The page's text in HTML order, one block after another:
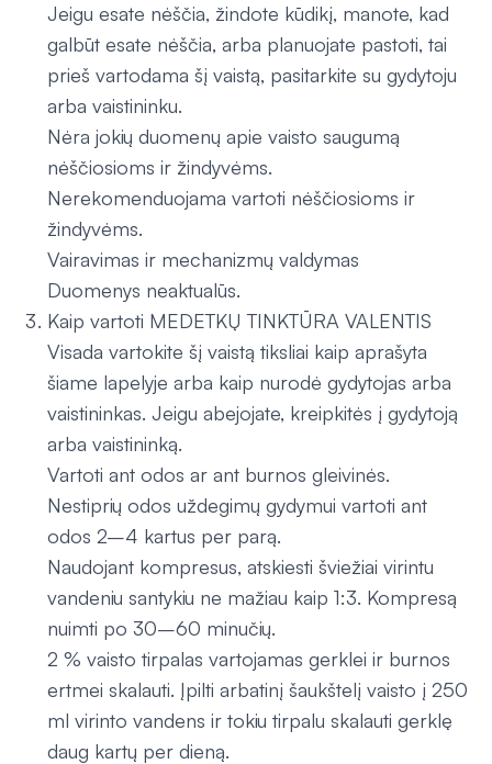
Jeigu esate nėščia, žindote kūdikį, manote, kad
galbūt esate nėščia, arba planuojate pastoti, tai
prieš vartodama šį vaistą, pasitarkite su gydytoju
arba vaistininku.
Nėra jokių duomenų apie vaisto saugumą
nėščiosioms ir žindyvėms.
Nerekomenduojama vartoti nėščiosioms ir
žindyvėms.
Vairavimas ir mechanizmų valdymas
Duomenys neaktualūs.
Kaip vartoti MEDETKŲ TINKTŪRA VALENTIS
Visada vartokite šį vaistą tiksliai kaip aprašyta
šiame lapelyje arba kaip nurodė gydytojas arba
vaistininkas. Jeigu abejojate, kreipkitės į gydytoją
arba vaistininką.
Vartoti ant odos ar ant burnos gleivinės.
Nestiprių odos uždegimų gydymui vartoti ant
odos 2–4 kartus per parą.
Naudojant kompresus, atskiesti šviežiai virintu
vandeniu santykiu ne mažiau kaip 1:3. Kompresą
nuimti po 30–60 minučių.
2 % vaisto tirpalas vartojamas gerklei ir burnos
ertmei skalauti. Įpilti arbatinį šaukštelį vaisto į 250
ml virinto vandens ir tokiu tirpalu skalauti gerklę
daug kartų per dieną.